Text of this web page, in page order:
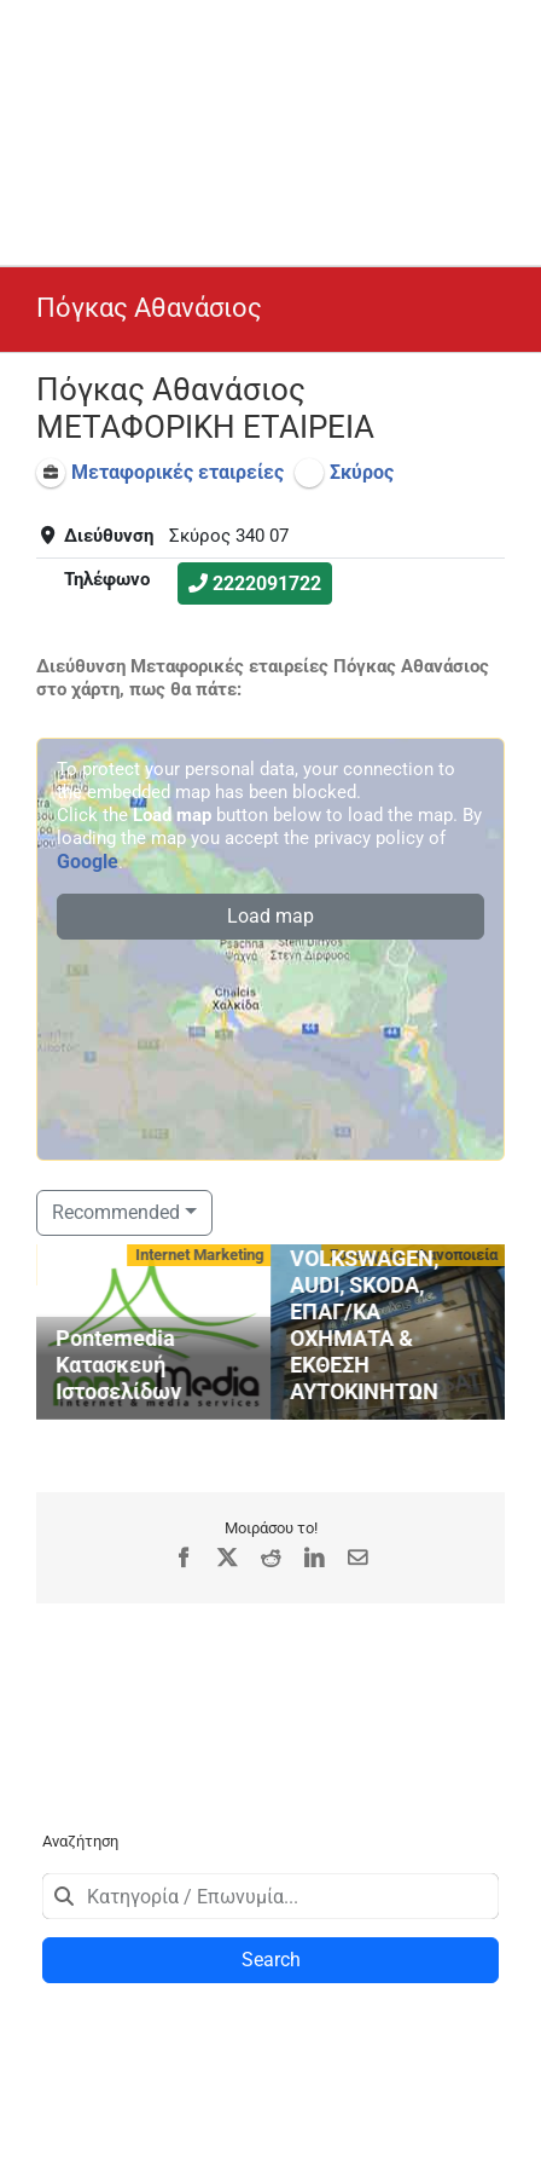
Πόγκας Αθανάσιος
Πόγκας Αθανάσιος
ΜΕΤΑΦΟΡΙΚΗ ΕΤΑΙΡΕΙΑ
Μεταφορικές εταιρείες Σκύρος
Διεύθυνση
Σκύρος 340 07
Τηλέφωνο
2222091722
Διεύθυνση Μεταφορικές εταιρείες Πόγκας Αθανάσιος
στο χάρτη, πως θα πάτε:
To protect your personal data, your connection to
the embedded map has been blocked.
Click theLoad map button below to load the map. By
loading the map you accept the privacy policy of
Google.
Load map
Recommended
Internet Marketing
Pontemedia
Κατασκευή
Ιστοσελίδων
Συνεργεία - Φανοποιεία
VOLKSWAGEN,
AUDI, SKODA,
ΕΠΑΓ/ΚΑ
ΟΧΗΜΑΤΑ &
ΕΚΘΕΣΗ
ΑΥΤΟΚΙΝΗΤΩΝ
Μοιράσου το!
Facebook RedditLinkedIn
Email
Αναζήτηση
Search